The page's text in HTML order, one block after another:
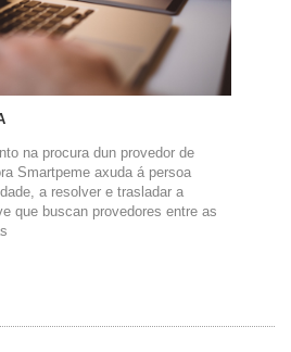
na procura dun provedor de
Smartpeme axuda á persoa
a resolver e trasladar a
que buscan provedores entre as